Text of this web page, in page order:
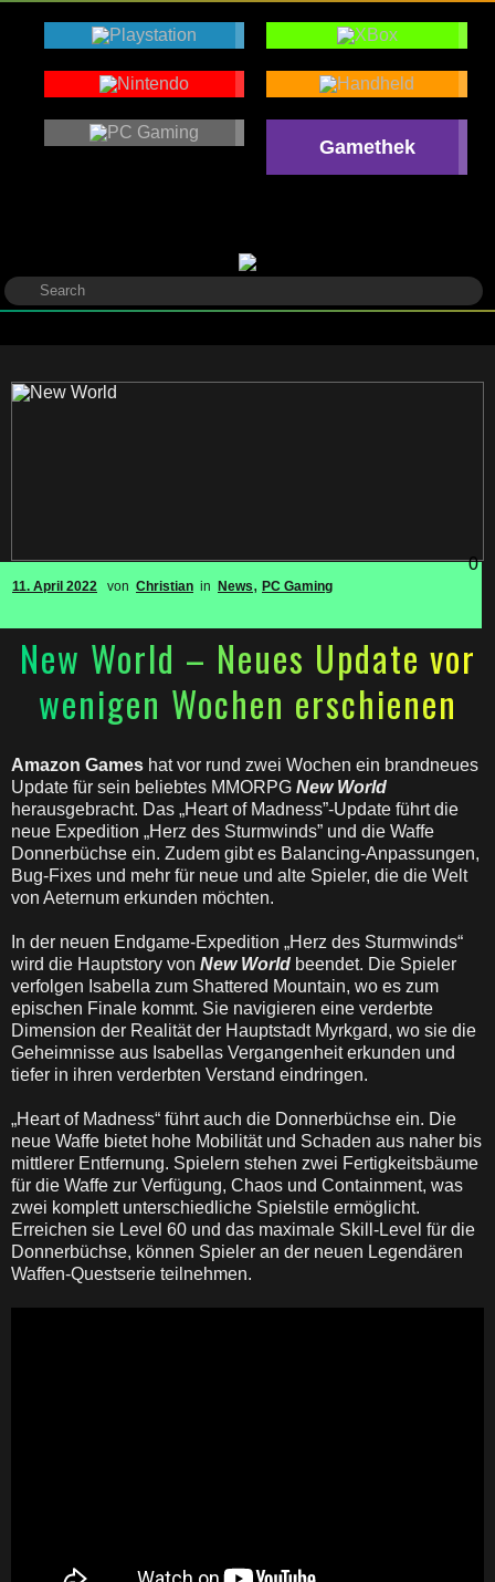
Gamethek
11. April 2022 von Christian in News, PC Gaming
0
New World – Neues Update vor
wenigen Wochen erschienen
Amazon Games hat vor rund zwei Wochen ein brandneues
Update für sein beliebtes MMORPG New World
herausgebracht. Das „Heart of Madness”-Update führt die
neue Expedition „Herz des Sturmwinds” und die Waffe
Donnerbüchse ein. Zudem gibt es Balancing-Anpassungen,
Bug-Fixes und mehr für neue und alte Spieler, die die Welt
von Aeternum erkunden möchten.
In der neuen Endgame-Expedition „Herz des Sturmwinds“
wird die Hauptstory von New World beendet. Die Spieler
verfolgen Isabella zum Shattered Mountain, wo es zum
epischen Finale kommt. Sie navigieren eine verderbte
Dimension der Realität der Hauptstadt Myrkgard, wo sie die
Geheimnisse aus Isabellas Vergangenheit erkunden und
tiefer in ihren verderbten Verstand eindringen.
„Heart of Madness“ führt auch die Donnerbüchse ein. Die
neue Waffe bietet hohe Mobilität und Schaden aus naher bis
mittlerer Entfernung. Spielern stehen zwei Fertigkeitsbäume
für die Waffe zur Verfügung, Chaos und Containment, was
zwei komplett unterschiedliche Spielstile ermöglicht.
Erreichen sie Level 60 und das maximale Skill-Level für die
Donnerbüchse, können Spieler an der neuen Legendären
Waffen-Questserie teilnehmen.